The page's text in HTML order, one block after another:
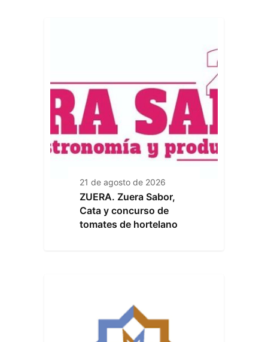
21 de agosto de 2026
ZUERA. Zuera Sabor,
Cata y concurso de
tomates de hortelano